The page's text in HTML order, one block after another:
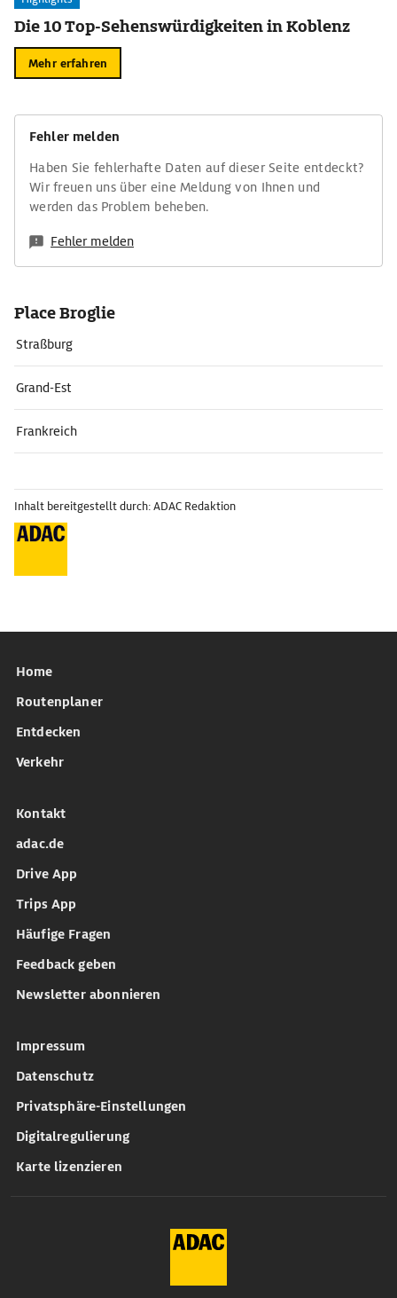
Die 10 Top-Sehenswürdigkeiten in Koblenz
Mehr erfahren
Fehler melden
Haben Sie fehlerhafte Daten auf dieser Seite entdeckt?
Wir freuen uns über eine Meldung von Ihnen und
werden das Problem beheben.
Fehler melden
Place Broglie
Straßburg
Grand-Est
Frankreich
Inhalt bereitgestellt durch: ADAC Redaktion
Home
Routenplaner
Entdecken
Verkehr
Kontakt
adac.de
Drive App
Trips App
Häufige Fragen
Feedback geben
Newsletter abonnieren
Impressum
Datenschutz
Privatsphäre-Einstellungen
Digitalregulierung
Karte lizenzieren